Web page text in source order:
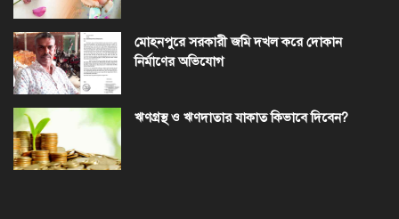
মোহনপুরে সরকারী জমি দখল করে দোকান
নির্মাণের অভিযোগ
ঋণগ্রস্থ ও ঋণদাতার যাকাত কিভাবে দিবেন?